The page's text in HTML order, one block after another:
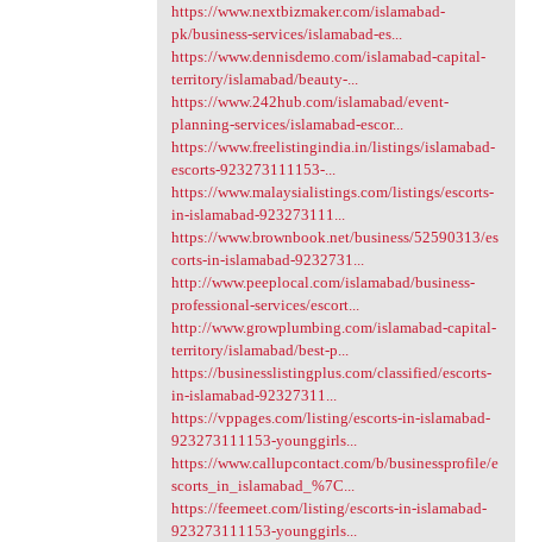
https://www.nextbizmaker.com/islamabad-
pk/business-services/islamabad-es...
https://www.dennisdemo.com/islamabad-capital-
territory/islamabad/beauty-...
https://www.242hub.com/islamabad/event-
planning-services/islamabad-escor...
https://www.freelistingindia.in/listings/islamabad-
escorts-923273111153-...
https://www.malaysialistings.com/listings/escorts-
in-islamabad-923273111...
https://www.brownbook.net/business/52590313/es
corts-in-islamabad-9232731...
http://www.peeplocal.com/islamabad/business-
professional-services/escort...
http://www.growplumbing.com/islamabad-capital-
territory/islamabad/best-p...
https://businesslistingplus.com/classified/escorts-
in-islamabad-92327311...
https://vppages.com/listing/escorts-in-islamabad-
923273111153-younggirls...
https://www.callupcontact.com/b/businessprofile/e
scorts_in_islamabad_%7C...
https://feemeet.com/listing/escorts-in-islamabad-
923273111153-younggirls...